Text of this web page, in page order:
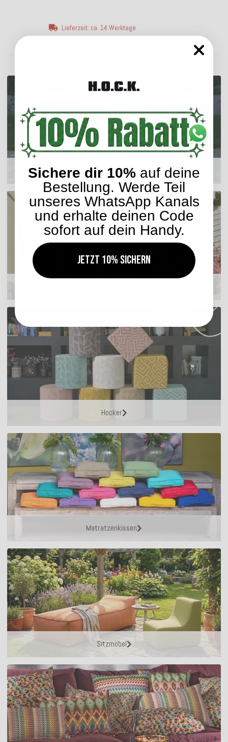
Lieferzeit: ca. 14 Werktage
Outdoor Kissen
Hocker
Matratzenkissen
Sitzmöbel
Sichere dir 10% auf deine
Bestellung. Werde Teil
unseres WhatsApp Kanals
und erhalte deinen Code
sofort auf dein Handy.
Jetzt 10% sichern